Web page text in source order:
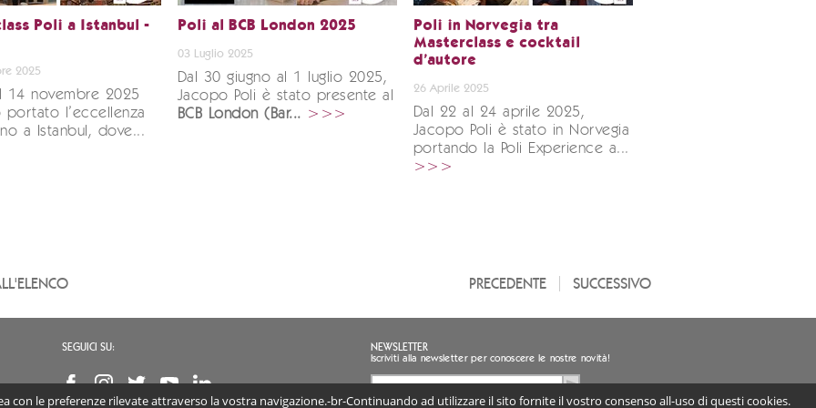
Poli a Istanbul -
2025
14 novembre 2025
portato l’eccellenza
a Istanbul, dove...
Poli al BCB London 2025
03 Luglio 2025
Dal 30 giugno al 1 luglio 2025,
Jacopo Poli è stato presente al
BCB London (Bar... >>>
Poli in Norvegia tra
Masterclass e cocktail
d'autore
26 Aprile 2025
Dal 22 al 24 aprile 2025,
Jacopo Poli è stato in Norvegia
portando la Poli Experience a...
>>>
SUCCESSIVO
PRECEDENTE
SEGUICI SU: NEWSLETTER
Iscriviti alla newsletter per conoscere le nostre novità!
Acconsento al trattamento dei miei dati personali
le preferenze rilevate attraverso la vostra navigazione.-br-Continuando ad utilizzare il sito fornite il vostro consenso all-uso di questi cookies.